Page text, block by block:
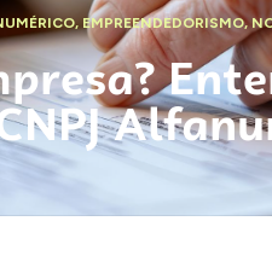
, EMPREENDEDORISMO,